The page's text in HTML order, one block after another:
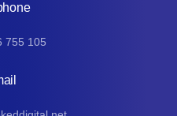
755 105